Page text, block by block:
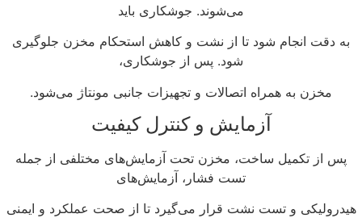
می‌شوند. جوشکاری باید
به دقت انجام شود تا از نشت و کاهش استحکام مخزن جلوگیری
شود. پس از جوشکاری،
مخزن به همراه اتصالات و تجهیزات جانبی مونتاژ می‌شود.
آزمایش و کنترل کیفیت
پس از تکمیل ساخت، مخزن تحت آزمایش‌های مختلفی از جمله
تست فشار، آزمایش‌های
هیدرولیکی و تست نشت قرار می‌گیرد تا از صحت عملکرد و ایمنی